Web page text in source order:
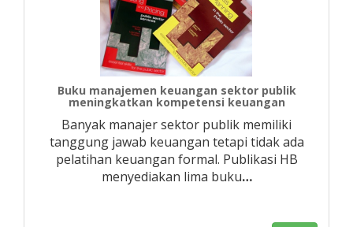
Buku manajemen keuangan sektor publik
meningkatkan kompetensi keuangan
Banyak manajer sektor publik memiliki
tanggung jawab keuangan tetapi tidak ada
pelatihan keuangan formal. Publikasi HB
menyediakan lima buku…